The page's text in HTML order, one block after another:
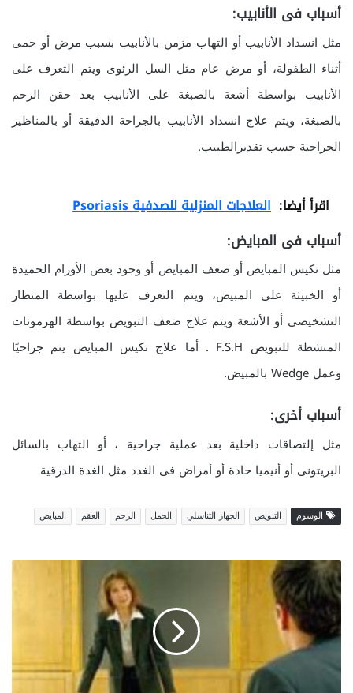
أسباب فى الأنابيب:
مثل انسداد الأنابيب أو التهاب مزمن بالأنابيب بسبب مرض أو حمى
أثناء الطفولة، أو مرض عام مثل السل الرئوى ويتم التعرف على
الأنابيب بواسطة أشعة بالصبغة على الأنابيب بعد حقن الرحم
بالصبغة، ويتم علاج انسداد الأنابيب بالجراحة الدقيقة أو بالمناظير
الجراحية حسب تقديرالطبيب.
اقرأ أيضا: العلاجات المنزلية للصدفية Psoriasis
أسباب فى المبايض:
مثل تكيس المبايض أو ضعف المبايض أو وجود بعض الأورام الحميدة
أو الخبيثة على المبيض، ويتم التعرف عليها بواسطة المنظار
التشخيصى أو الأشعة ويتم علاج ضعف التبويض بواسطة الهرمونات
المنشطة للتبويض F.S.H . أما علاج تكيس المبايض يتم جراحيًا
وعمل Wedge بالمبيض.
أسباب أخرى:
مثل إلتصاقات داخلية بعد عملية جراحية ، أو التهاب بالسائل
البريتونى أو أنيميا حادة أو أمراض فى الغدد مثل الغدة الدرقية
الوسوم التبويض الجهاز التناسلي الحمل الرحم العقم المبايض
ع
م
ل
ك
و
خ